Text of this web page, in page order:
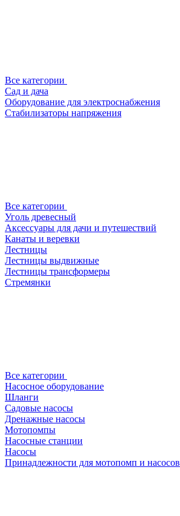
Все категории
Сад и дача
Оборудование для электроснабжения
Стабилизаторы напряжения
Все категории
Уголь древесный
Аксессуары для дачи и путешествий
Канаты и веревки
Лестницы
Лестницы выдвижные
Лестницы трансформеры
Стремянки
Все категории
Насосное оборудование
Шланги
Садовые насосы
Дренажные насосы
Мотопомпы
Насосные станции
Насосы
Принадлежности для мотопомп и насосов